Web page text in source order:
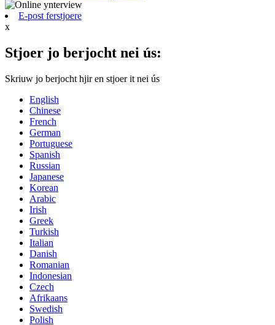
E-post ferstjoere
x
Stjoer jo berjocht nei ús:
Skriuw jo berjocht hjir en stjoer it nei ús
English
Chinese
French
German
Portuguese
Spanish
Russian
Japanese
Korean
Arabic
Irish
Greek
Turkish
Italian
Danish
Romanian
Indonesian
Czech
Afrikaans
Swedish
Polish